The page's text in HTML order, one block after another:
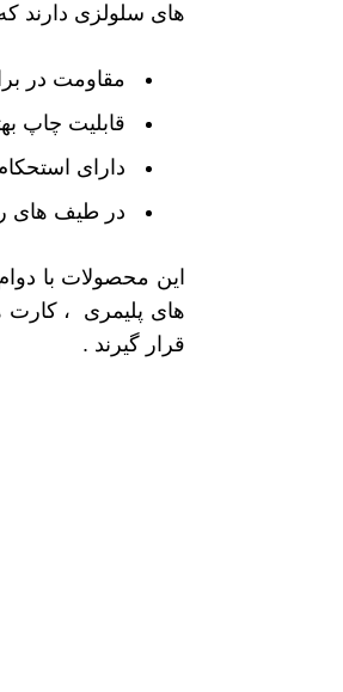
های سلولزی دارند که
مقاومت در
قابلیت چاپ
دارای
در طیف های
این محصولات با
های پلیمری ، کارت
قرار گیرند .